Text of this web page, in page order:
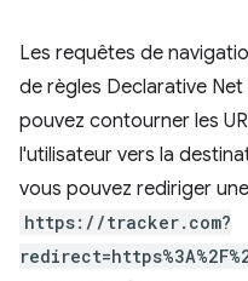
Les requêtes de
de règles Declarative
pouvez contourner les
l'utilisateur vers la
vous pouvez rediriger
https://tracker.com?